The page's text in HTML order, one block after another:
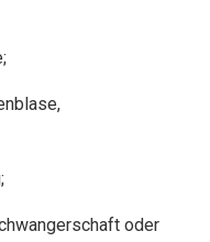
oder